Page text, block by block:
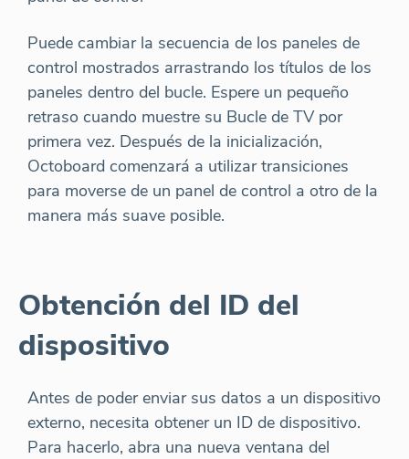
Puede cambiar la secuencia de los paneles de
control mostrados arrastrando los títulos de los
paneles dentro del bucle. Espere un pequeño
retraso cuando muestre su Bucle de TV por
primera vez. Después de la inicialización,
Octoboard comenzará a utilizar transiciones
para moverse de un panel de control a otro de la
manera más suave posible.
Obtención del ID del
dispositivo
Antes de poder enviar sus datos a un dispositivo
externo, necesita obtener un ID de dispositivo.
Para hacerlo, abra una nueva ventana del